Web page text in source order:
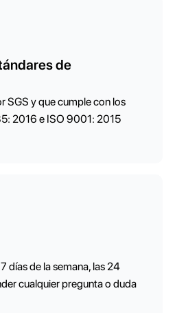
de
SGS y que cumple con los
2016 e ISO 9001: 2015
días de la semana, las 24
cualquier pregunta o duda